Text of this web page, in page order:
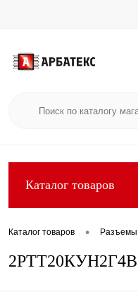
Каталог товаров
Каталог товаров •
2РТТ20КУН2Г4В